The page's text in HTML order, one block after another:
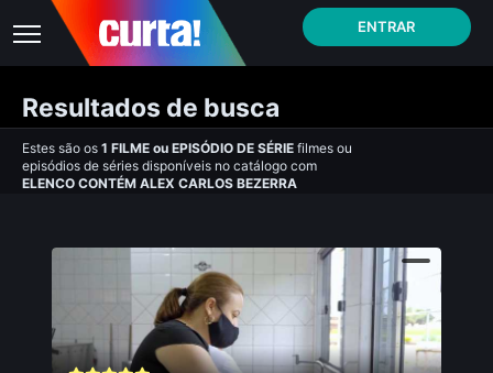
ENTRAR
Resultados de busca
Estes são os 1 FILME ou EPISÓDIO DE SÉRIE filmes ou
episódios de séries disponíveis no catálogo com
ELENCO CONTÉM ALEX CARLOS BEZERRA